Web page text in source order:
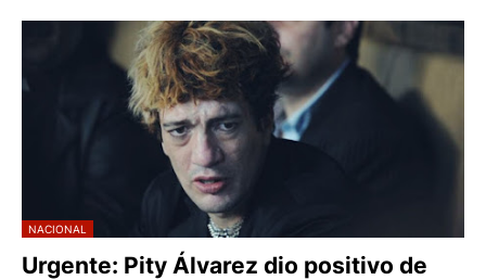
NACIONAL
Urgente: Pity Álvarez dio positivo de